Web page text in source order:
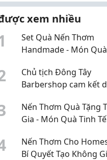
xem nhiều
Set Quà Nến Thơm
Handmade - Món
Chủ tịch Đông Tây
Barbershop cam kết
ủng hộ 3 tỷ đồng cho
Chữ thập đỏ TP.HCM
Nến Thơm Quà Tặng
Gia - Món Quà Tinh Tế
Ngôi Nhà Mới
Nến Thơm Cho
Bí Quyết Tạo Không